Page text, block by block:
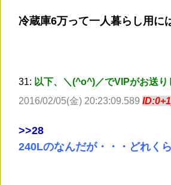
冷蔵庫6万って一人暮らし用に
31: 以下、＼(^o^)／でVIPがお送り
2016/02/05(金) 20:23:09.589
>>28
240Lのなんだが・・・どれく